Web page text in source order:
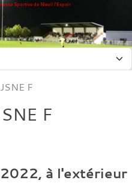
Sportive de Nieuil l'Espoir
F
F
2022, à l'extérieur